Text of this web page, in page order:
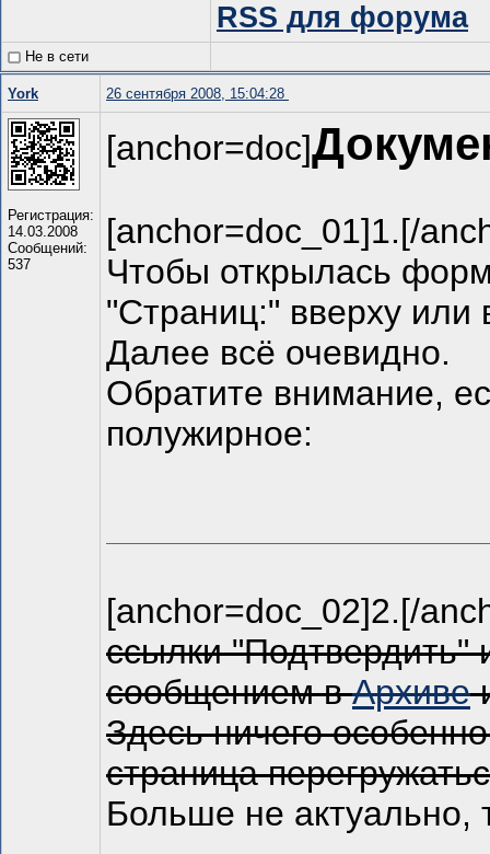
RSS для форума
Не в сети
York 26 сентября 2008, 15:04:28
Регистрация:
14.03.2008
Сообщений:
537
[anchor=doc]
[anchor=doc_01]1.[/
Чтобы открылась
"Страниц:" вверху
Далее всё очевидно.
Обратите внимание,
полужирное:
[anchor=doc_02]2.[/
ссылки
сообщением вАрхиве
Здесь ничего
страница
Больше не актуально,